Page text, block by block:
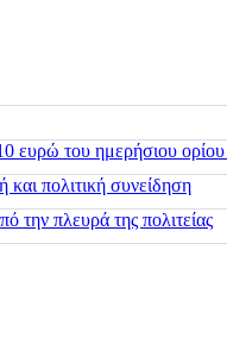
ευρώ του ημερήσιου
πολιτική συνείδηση
την πλευρά της πολιτείας